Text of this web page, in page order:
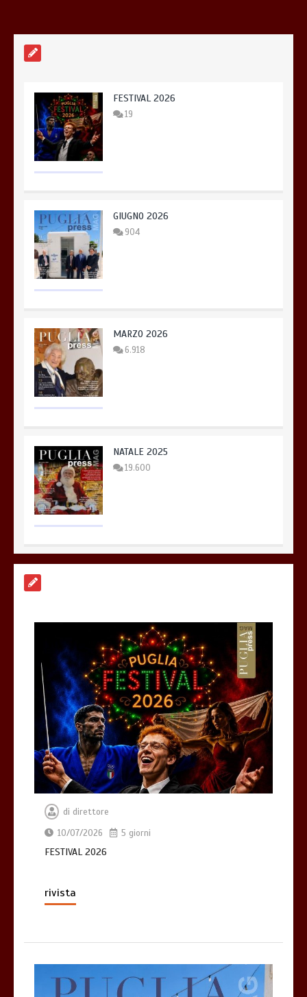
FESTIVAL 2026
19
GIUGNO 2026
904
MARZO 2026
6.918
NATALE 2025
19.600
di direttore
10/07/2026
5 giorni
FESTIVAL 2026
rivista